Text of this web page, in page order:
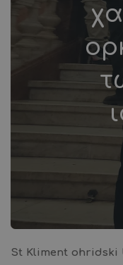
St Kliment ohridski